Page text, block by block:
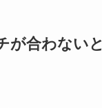
が合わない